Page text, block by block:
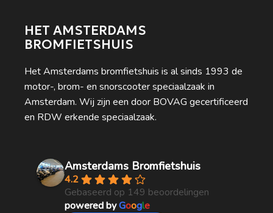
HET AMSTERDAMS
BROMFIETSHUIS
Het Amsterdams bromfietshuis is al sinds 1993 de
motor-, brom- en snorscooter speciaalzaak in
Amsterdam. Wij zijn een door BOVAG gecertificeerd
en RDW erkende speciaalzaak.
Amsterdams Bromfietshuis
4.2
Gebaseerd op 149 beoordelingen
powered byGoogle